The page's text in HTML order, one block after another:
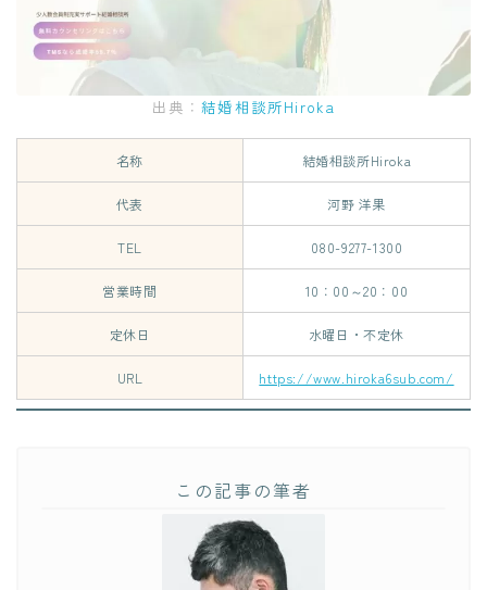
出典：結婚相談所Hiroka
名称 結婚相談所Hiroka
代表 河野 洋果
TEL 080-9277-1300
営業時間 10：00～20：00
定休日 水曜日・不定休
URL https://www.hiroka6sub.com/
この記事の筆者